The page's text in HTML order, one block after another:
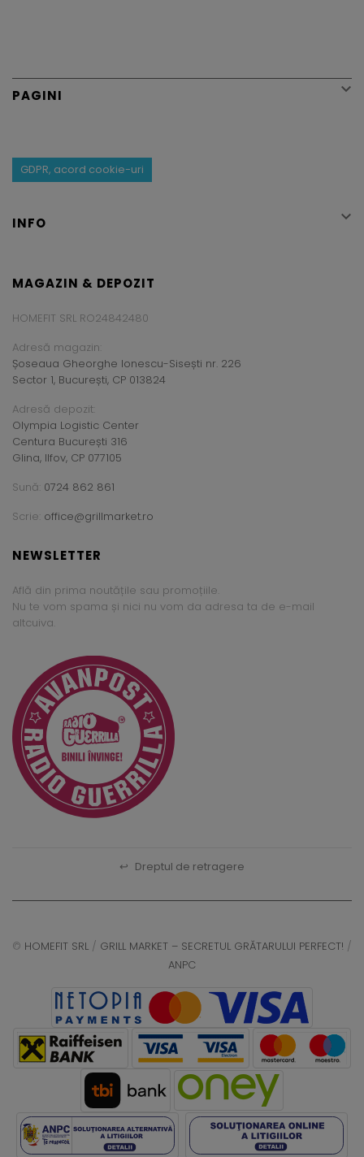
PAGINI 
GDPR, acord cookie-uri
INFO 
MAGAZIN & DEPOZIT
HOMEFIT SRL RO24842480
Adresă magazin:
Șoseaua Gheorghe Ionescu-Sisești nr. 226
Sector 1, București, CP 013824
Adresă depozit:
Olympia Logistic Center
Centura București 316
Glina, Ilfov, CP 077105
Sună: 0724 862 861
Scrie: office@grillmarket.ro
NEWSLETTER
Află din prima noutățile sau promoțiile.
Nu te vom spama și nici nu vom da adresa ta de e-mail
altcuiva.
↩ Dreptul de retragere
© HOMEFIT SRL / GRILL MARKET – SECRETUL GRĂTARULUI PERFECT! /
ANPC